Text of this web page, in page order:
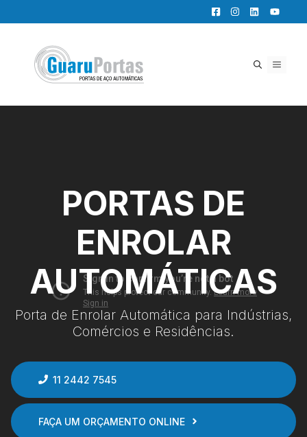
para
conteúdo
MENU
PORTAS DE
ENROLAR
AUTOMÁTICAS
Porta de Enrolar Automática para Indústrias,
Comércios e Residências.
11 2442 7545
FAÇA UM ORÇAMENTO ONLINE